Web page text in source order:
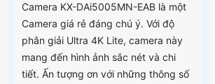
Camera KX-DAi5005MN-EAB là một
Camera giá rẻ đáng chú ý. Với độ
phân giải Ultra 4K Lite, camera này
mang đến hình ảnh sắc nét và chi
tiết. Ấn tượng ơn với những thông số